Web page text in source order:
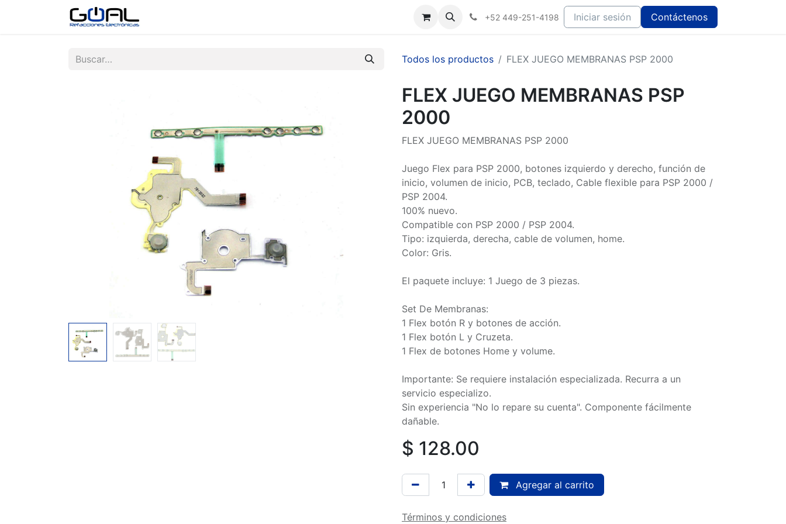
+52 449-251-4198 Iniciar sesión Contáctenos
Todos los productos FLEX JUEGO MEMBRANAS PSP 2000
FLEX JUEGO MEMBRANAS PSP
2000
FLEX JUEGO MEMBRANAS PSP 2000
Juego Flex para PSP 2000, botones izquierdo y derecho, función de
inicio, volumen de inicio, PCB, teclado, Cable flexible para PSP 2000 /
PSP 2004.
100% nuevo.
Compatible con PSP 2000 / PSP 2004.
Tipo: izquierda, derecha, cable de volumen, home.
Color: Gris.
El paquete incluye: 1 Juego de 3 piezas.
Set De Membranas:
1 Flex botón R y botones de acción.
1 Flex botón L y Cruzeta.
1 Flex de botones Home y volume.
Importante: Se requiere instalación especializada. Recurra a un
servicio especializo.
Sin experiencia "No lo repare su cuenta". Componente fácilmente
dañable.
$ 128.00
Agregar al carrito
Términos y condiciones